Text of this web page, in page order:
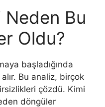
Neden Bu
Oldu?
başladığında
Bu analiz, birçok
çözdü. Kimi
döngüler